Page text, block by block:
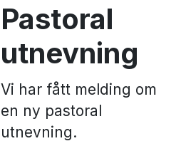
Pastoral
utnevning
Vi har fått melding om
en ny pastoral
utnevning.